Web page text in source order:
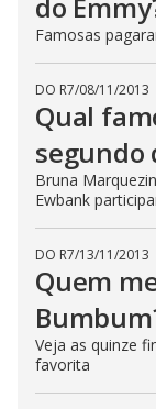
Famosas
DO R7/08/11/2013
Qual
segundo
Bruna
Ewbank
DO R7/13/11/2013
Quem
Veja as quinze
favorita